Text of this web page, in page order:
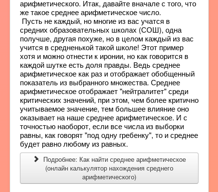
арифметического. Итак, давайте вначале с того, что
же такое среднее арифметическое число.
Пусть не каждый, но многие из вас учатся в
средних образовательных школах (СОШ), одна
получше, другая похуже, но в целом каждый из вас
учится в средненькой такой школе! Этот пример
хотя и можно отнести к иронии, но как говорится в
каждой шутке есть доля правды. Ведь среднее
арифметическое как раз и отображает обобщенный
показатель из выбранного множества. Среднее
арифметическое отображает "нейтралитет" среди
критических значений, при этом, чем более критично
учитываемое значение, тем большее влияние оно
оказывает на наше среднее арифметическое. И с
точностью наоборот, если все числа из выборки
равны, как говорят "под одну гребенку", то и среднее
будет равно любому из равных.
Подробнее: Как найти среднее арифметическое
(онлайн калькулятор нахождения среднего
арифметического)